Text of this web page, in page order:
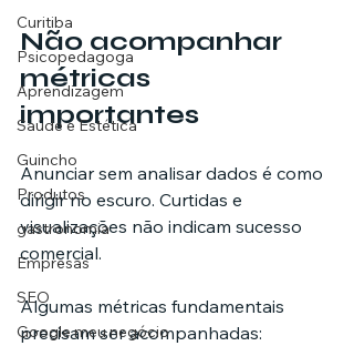
Curitiba
Psicopedagoga
Aprendizagem
Saúde e Estética
Guincho
Produtos
gastronomia
Empresas
SEO
Google meu negócio
Não acompanhar
métricas
importantes
Anunciar sem analisar dados é como
dirigir no escuro. Curtidas e
visualizações não indicam sucesso
comercial.
Algumas métricas fundamentais
precisam ser acompanhadas: